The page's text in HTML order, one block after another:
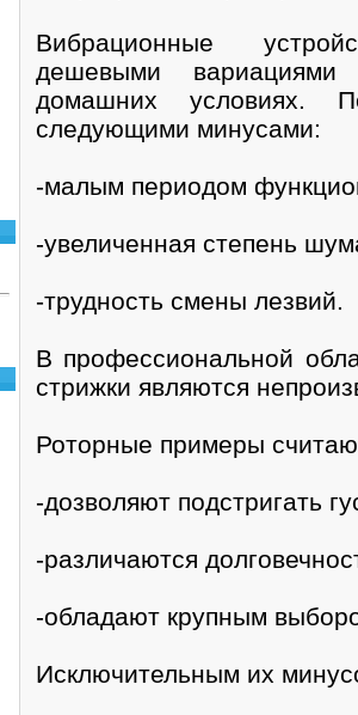
Вибрационные
дешевыми
домашних условиях.
следующими минусами:
-малым периодом
-увеличенная степень
-трудность смены лезвий.
В профессиональной
стрижки являются
Роторные примеры
-дозволяют подстригать
-различаются
-обладают крупным
Исключительным их